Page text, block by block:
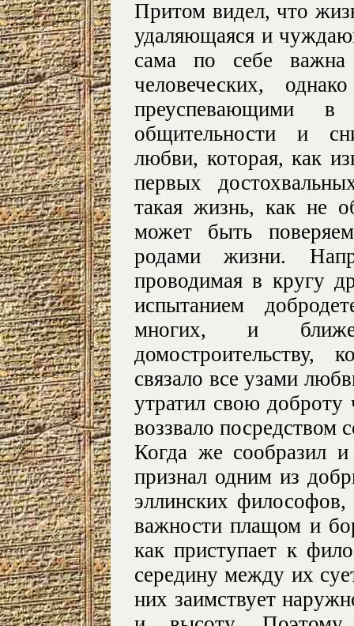
Притом видел, что
удаляющаяся и
сама по себе
человеческих,
преуспевающими
общительности и
любви, которая, как
первых
такая жизнь, как не
может быть
родами жизни.
проводимая в кругу
испытанием
многих, и
связало все узами
утратил свою
воззвало посредством
Когда же сообразил
признал одним из
эллинских
важности плащом и
как приступает к
середину между их
них заимствует